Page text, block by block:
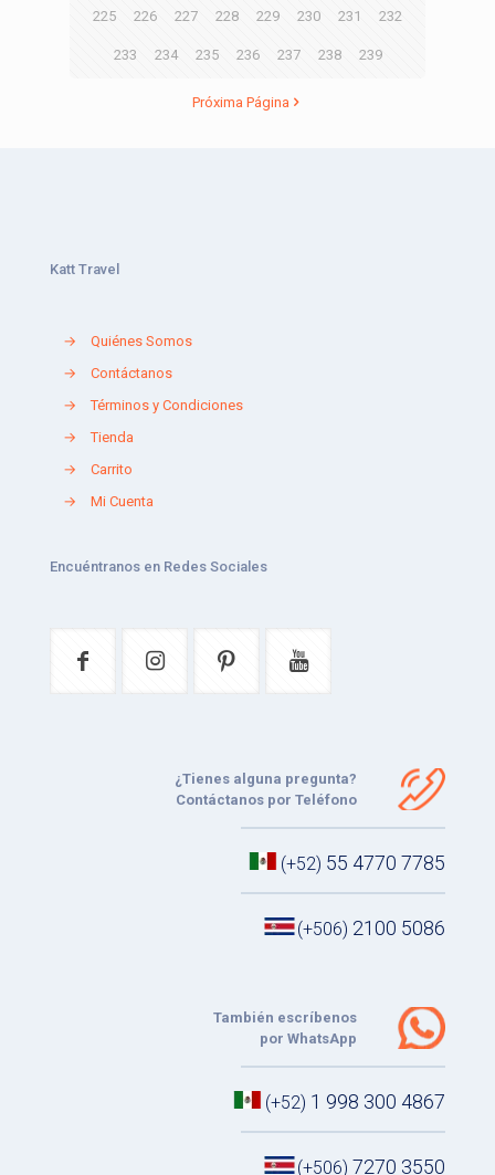
225 226 227 228 229 230 231 232
233 234 235 236 237 238 239
Próxima Página
Katt Travel
→
Quiénes Somos
→
Contáctanos
→
Términos y Condiciones
→
Tienda
→
Carrito
→
Mi Cuenta
Encuéntranos en Redes Sociales
¿Tienes alguna pregunta?
Contáctanos por Teléfono
(+52) 55 4770 7785
(+506) 2100 5086
También escríbenos
por WhatsApp
(+52) 1 998 300 4867
(+506) 7270 3550